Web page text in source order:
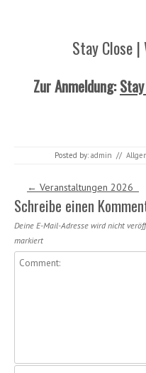
Stay Close
Zur Anmeldung:
Posted by: admin //
Post navigation
← Veranstaltungen 2026
Schreibe einen
Deine E-Mail-Adresse wird nicht
markiert